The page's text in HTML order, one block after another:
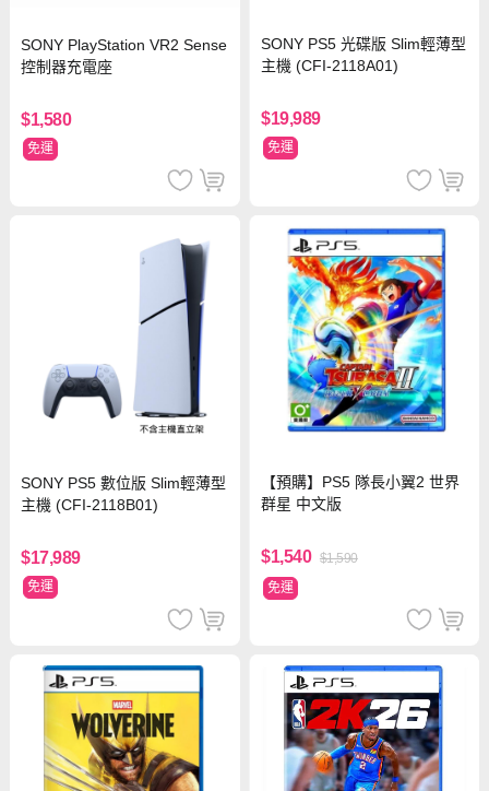
SONY PlayStation VR2 Sense
控制器充電座
$1,580
免運
SONY PS5 光碟版 Slim輕薄型
主機 (CFI-2118A01)
$19,989
免運
SONY PS5 數位版 Slim輕薄型
主機 (CFI-2118B01)
$17,989
免運
【預購】PS5 隊長小翼2 世界
群星 中文版
$1,540 $1,590
免運